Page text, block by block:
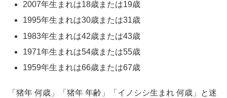
2007年生まれは18歳または19歳
1995年生まれは30歳または31歳
1983年生まれは42歳または43歳
1971年生まれは54歳または55歳
1959年生まれは66歳または67歳
「猪年 何歳」「猪年 年齢」「イノシシ生まれ 何歳」と迷